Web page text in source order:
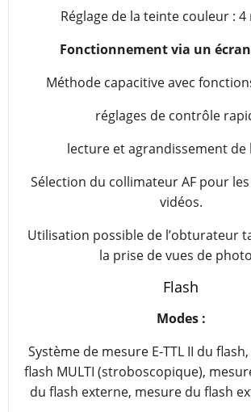
Réglage de la teinte couleur : 4
Fonctionnement via un
Méthode capacitive avec
réglages de contrôle
lecture et agrandissement de
Sélection du collimateur AF pour
vidéos.
Utilisation possible de l’obturateur
la prise de vues de
Flash
Modes :
Système de mesure E-TTL II du
flash MULTI (stroboscopique),
du flash externe, mesure du flash